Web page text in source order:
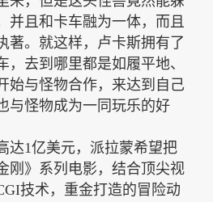
并且和卡车融为一体，而且
著。就这样，卢卡斯拥有了
，去到哪里都是如履平地、
始与怪物合作，来达到自己
与怪物成为一同玩乐的好
达1亿美元，派拉蒙希望把
刚》系列电影，结合顶尖视
技术，重金打造的冒险动